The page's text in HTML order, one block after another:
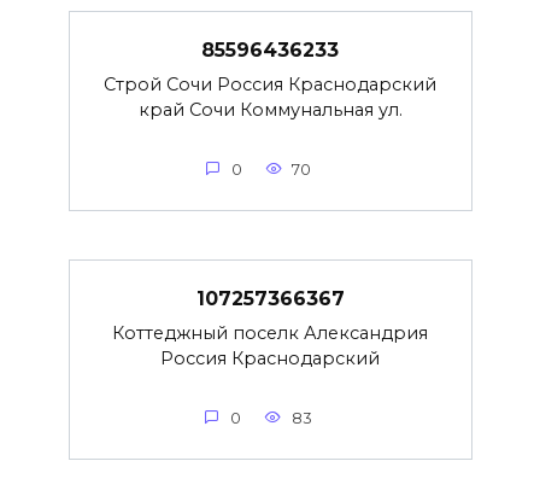
85596436233
Строй Сочи Россия Краснодарский
край Сочи Коммунальная ул.
0 70
107257366367
Коттеджный поселк Александрия
Россия Краснодарский
0 83